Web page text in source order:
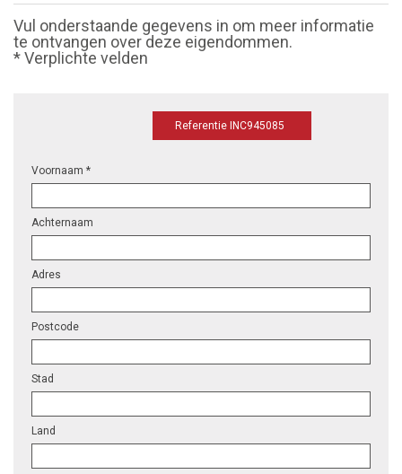
Vul onderstaande gegevens in om meer informatie
te ontvangen over deze eigendommen.
* Verplichte velden
Referentie INC945085
Voornaam *
Achternaam
Adres
Postcode
Stad
Land